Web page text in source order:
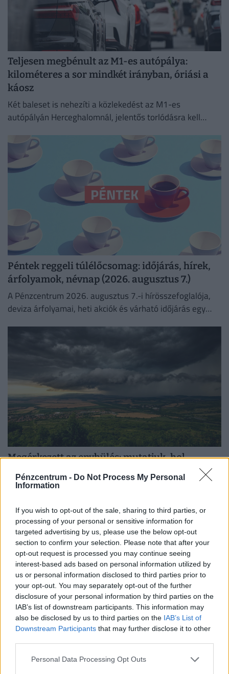
Pénzcentrum - Do Not Process My Personal
Information
If you wish to opt-out of the sale, sharing to third parties, or
processing of your personal or sensitive information for
targeted advertising by us, please use the below opt-out
section to confirm your selection. Please note that after your
opt-out request is processed you may continue seeing
interest-based ads based on personal information utilized by
us or personal information disclosed to third parties prior to
your opt-out. You may separately opt-out of the further
disclosure of your personal information by third parties on the
IAB’s list of downstream participants. This information may
also be disclosed by us to third parties on the IAB’s List of
Downstream Participants that may further disclose it to other
Personal Data Processing Opt Outs
Teljesen megbénult az M1-es autópálya:
kilométeres a sor mindkét irányban, óriási a
káosz
Két baleset is nehezíti a közlekedést az M1-es
autópályán Herceghalomnál, jelentős torlódásra kell
Péntek reggeli túlélőcsomag: időjárás, hírek,
árfolyamok, névnap (2026. augusztus 7.)
A Pénzcentrum 2026. augusztus 7.-i hírösszefoglalója,
deviza árfolyamai, heti akciók és várható időjárás egy
Megérkezett az enyhülés: mutatjuk, hol
várhatók záporok és zivatarok ma
A lehűlést záporok, zivatarok kísérik, amelyek többfelé
okozhatnak.
mikor érdemes Törökországba utazni